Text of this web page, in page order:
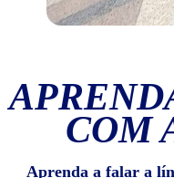
COM
Aprenda a falar a